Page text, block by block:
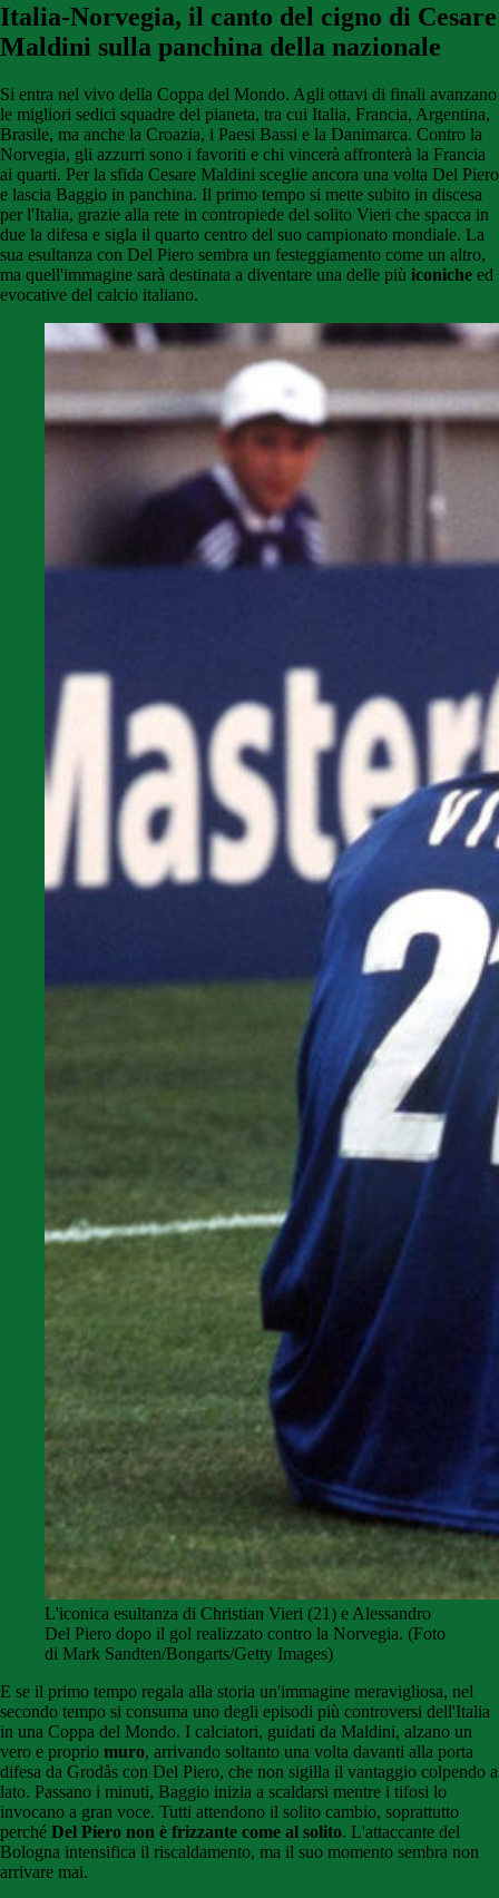
Italia-Norvegia, il canto del cigno di Cesare
Maldini sulla panchina della nazionale
Si entra nel vivo della Coppa del Mondo. Agli ottavi di finali avanzano
le migliori sedici squadre del pianeta, tra cui Italia, Francia, Argentina,
Brasile, ma anche la Croazia, i Paesi Bassi e la Danimarca. Contro la
Norvegia, gli azzurri sono i favoriti e chi vincerà affronterà la Francia
ai quarti. Per la sfida Cesare Maldini sceglie ancora una volta Del Piero
e lascia Baggio in panchina. Il primo tempo si mette subito in discesa
per l'Italia, grazie alla rete in contropiede del solito Vieri che spacca in
due la difesa e sigla il quarto centro del suo campionato mondiale. La
sua esultanza con Del Piero sembra un festeggiamento come un altro,
ma quell'immagine sarà destinata a diventare una delle più iconiche ed
evocative del calcio italiano.
L'iconica esultanza di Christian Vieri (21) e Alessandro
Del Piero dopo il gol realizzato contro la Norvegia. (Foto
di Mark Sandten/Bongarts/Getty Images)
E se il primo tempo regala alla storia un'immagine meravigliosa, nel
secondo tempo si consuma uno degli episodi più controversi dell'Italia
in una Coppa del Mondo. I calciatori, guidati da Maldini, alzano un
vero e proprio muro, arrivando soltanto una volta davanti alla porta
difesa da Grodås con Del Piero, che non sigilla il vantaggio colpendo a
lato. Passano i minuti, Baggio inizia a scaldarsi mentre i tifosi lo
invocano a gran voce. Tutti attendono il solito cambio, soprattutto
perché Del Piero non è frizzante come al solito. L'attaccante del
Bologna intensifica il riscaldamento, ma il suo momento sembra non
arrivare mai.